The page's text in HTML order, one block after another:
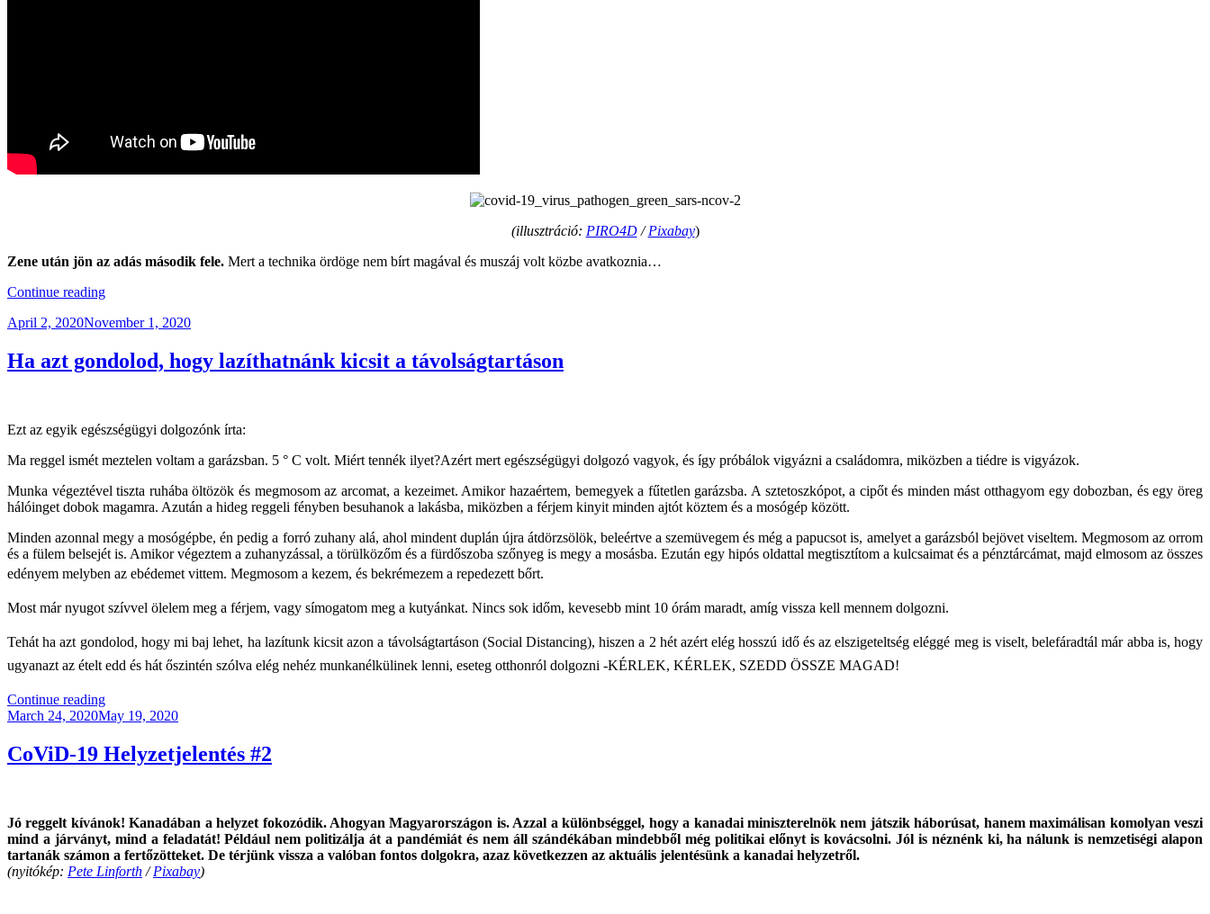
(illusztráció: PIRO4D/Pixabay)
Zene után jön az adás második fele. Mert a technika ördöge nem bírt magával és muszáj volt közbe avatkoznia…
Continue reading“KBXTR03
COVID-
A
Világjárvány”
Posted
April 2, 2020November 1, 2020
Ha azt gondolod, hogy lazíthatnánk kicsit a távolságtartáson
Ezt az egyik egészségügyi dolgozónk írta:
Ma reggel ismét meztelen voltam a garázsban. 5 ° C volt. Miért tennék ilyet?Azért mert egészségügyi dolgozó vagyok, és így próbálok vigyázni a családomra, miközben a tiédre is vigyázok.
Munka végeztével tiszta ruhába öltözök és megmosom az arcomat, a kezeimet. Amikor hazaértem, bemegyek a fűtetlen garázsba. A sztetoszkópot, a cipőt és minden mást otthagyom egy dobozban, és egy öreg
hálóinget dobok magamra. Azután a hideg reggeli fényben besuhanok a lakásba, miközben a férjem kinyit minden ajtót köztem és a mosógép között.
Minden azonnal megy a mosógépbe, én pedig a forró zuhany alá, ahol mindent duplán újra átdörzsölök, beleértve a szemüvegem és még a papucsot is, amelyet a garázsból bejövet viseltem. Megmosom az orrom
és a fülem belsejét is. Amikor végeztem a zuhanyzással, a törülközőm és a fürdőszoba szőnyeg is megy a mosásba. Ezután egy hipós oldattal megtisztítom a kulcsaimat és a pénztárcámat, majd elmosom az összes
edényem melyben az ebédemet vittem. Megmosom a kezem, és bekrémezem a repedezett bőrt.
Most már nyugot szívvel ölelem meg a férjem, vagy símogatom meg a kutyánkat. Nincs sok időm, kevesebb mint 10 órám maradt, amíg vissza kell mennem dolgozni.
Tehát ha azt gondolod, hogy mi baj lehet, ha lazítunk kicsit azon a távolságtartáson (Social Distancing), hiszen a 2 hét azért elég hosszú idő és az elszigeteltség eléggé meg is viselt, belefáradtál már abba is, hogy
ugyanazt az ételt edd és hát őszintén szólva elég nehéz munkanélkülinek lenni, eseteg otthonról dolgozni -KÉRLEK, KÉRLEK, SZEDD ÖSSZE MAGAD!
Continue reading“Ha
azt
hogy
lazíthatnánk
Posted
March 24, 2020May 19, 2020
CoViD-19 Helyzetjelentés #2
Jó reggelt kívánok! Kanadában a helyzet fokozódik. Ahogyan Magyarországon is. Azzal a különbséggel, hogy a kanadai miniszterelnök nem játszik háborúsat, hanem maximálisan komolyan veszi
mind a járványt, mind a feladatát! Például nem politizálja át a pandémiát és nem áll szándékában mindebből még politikai előnyt is kovácsolni. Jól is néznénk ki, ha nálunk is nemzetiségi alapon
tartanák számon a fertőzötteket. De térjünk vissza a valóban fontos dolgokra, azaz következzen az aktuális jelentésünk a kanadai helyzetről.
(nyitókép: Pete Linforth /Pixabay)